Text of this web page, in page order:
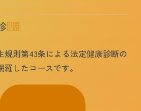
Health Checkup
規則第43条による法定健康診断の
したコースです。